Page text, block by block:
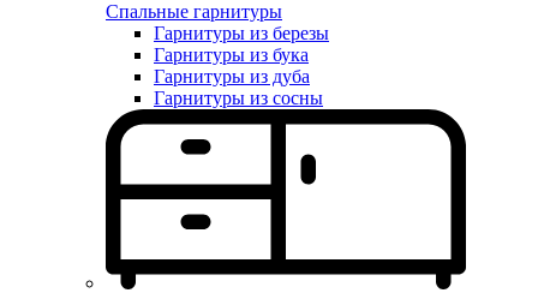
Спальные гарнитуры
Гарнитуры из березы
Гарнитуры из бука
Гарнитуры из дуба
Гарнитуры из сосны